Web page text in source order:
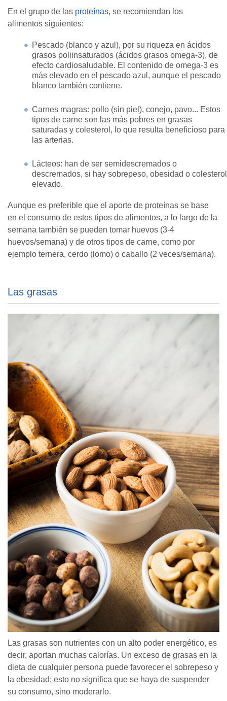
En el grupo de las proteínas, se recomiendan los
alimentos siguientes:
Pescado (blanco y azul), por su riqueza en ácidos
grasos poliinsaturados (ácidos grasos omega-3), de
efecto cardiosaludable. El contenido de omega-3 es
más elevado en el pescado azul, aunque el pescado
blanco también contiene.
Carnes magras: pollo (sin piel), conejo, pavo... Estos
tipos de carne son las más pobres en grasas
saturadas y colesterol, lo que resulta beneficioso para
las arterias.
Lácteos: han de ser semidescremados o
descremados, si hay sobrepeso, obesidad o colesterol
elevado.
Aunque es preferible que el aporte de proteínas se base
en el consumo de estos tipos de alimentos, a lo largo de la
semana también se pueden tomar huevos (3-4
huevos/semana) y de otros tipos de carne, como por
ejemplo ternera, cerdo (lomo) o caballo (2 veces/semana).
Las grasas
Las grasas son nutrientes con un alto poder energético, es
decir, aportan muchas calorías. Un exceso de grasas en la
dieta de cualquier persona puede favorecer el sobrepeso y
la obesidad; esto no significa que se haya de suspender
su consumo, sino moderarlo.